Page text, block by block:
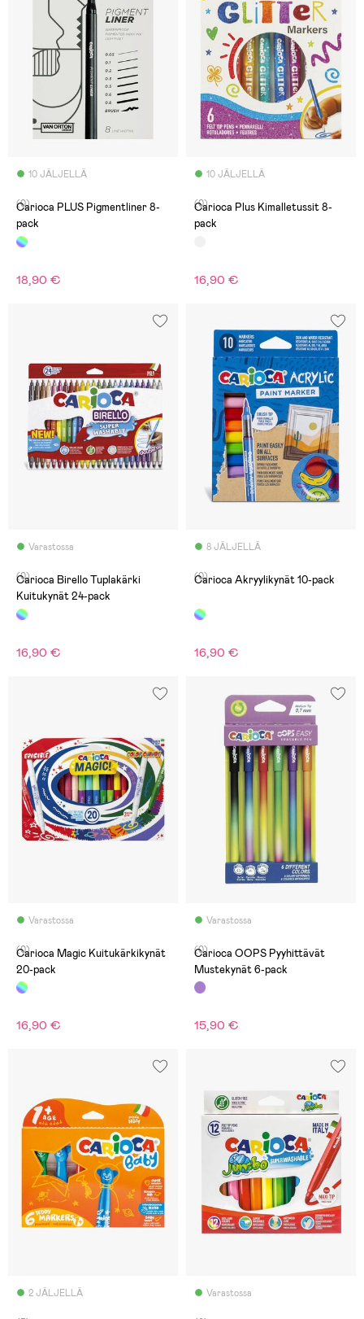
10 JÄLJELLÄ
(0)
Carioca PLUS Pigmentliner 8-
pack
18,90 €
10 JÄLJELLÄ
(0)
Carioca Plus Kimalletussit 8-
pack
16,90 €
Varastossa
(0)
Carioca Birello Tuplakärki
Kuitukynät 24-pack
16,90 €
8 JÄLJELLÄ
(0)
Carioca Akryylikynät 10-pack
16,90 €
Varastossa
(0)
Carioca Magic Kuitukärkikynät
20-pack
16,90 €
Varastossa
(0)
Carioca OOPS Pyyhittävät
Mustekynät 6-pack
15,90 €
2 JÄLJELLÄ Varastossa